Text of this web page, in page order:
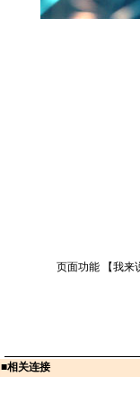
页面功能 【我来
■相关连接